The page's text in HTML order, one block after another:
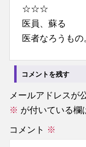
☆☆☆
医員、蘇る
医者なろうもの
コメントを残す
メールアドレスが
※ が付いている欄
コメント ※